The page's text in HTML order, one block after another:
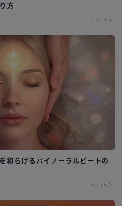
方
ヘミシンク
和らげるバイノーラルビートの
ヘミシンク